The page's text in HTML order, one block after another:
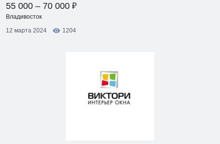
55 000 – 70 000 ₽
Владивосток
12 марта 2024
1204